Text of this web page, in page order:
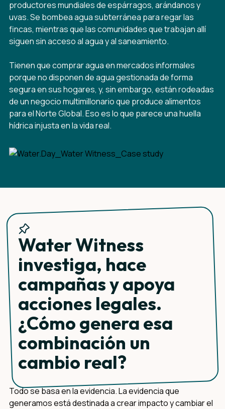
productores mundiales de espárragos, arándanos y
uvas. Se bombea agua subterránea para regar las
fincas, mientras que las comunidades que trabajan allí
siguen sin acceso al agua y al saneamiento.
Tienen que comprar agua en mercados informales
porque no disponen de agua gestionada de forma
segura en sus hogares, y, sin embargo, están rodeadas
de un negocio multimillonario que produce alimentos
para el Norte Global. Eso es lo que parece una huella
hídrica injusta en la vida real.
Water Witness
investiga, hace
campañas y apoya
acciones legales.
¿Cómo genera esa
combinación un
cambio real?
Todo se basa en la evidencia. La evidencia que
generamos está destinada a crear impacto y cambiar el